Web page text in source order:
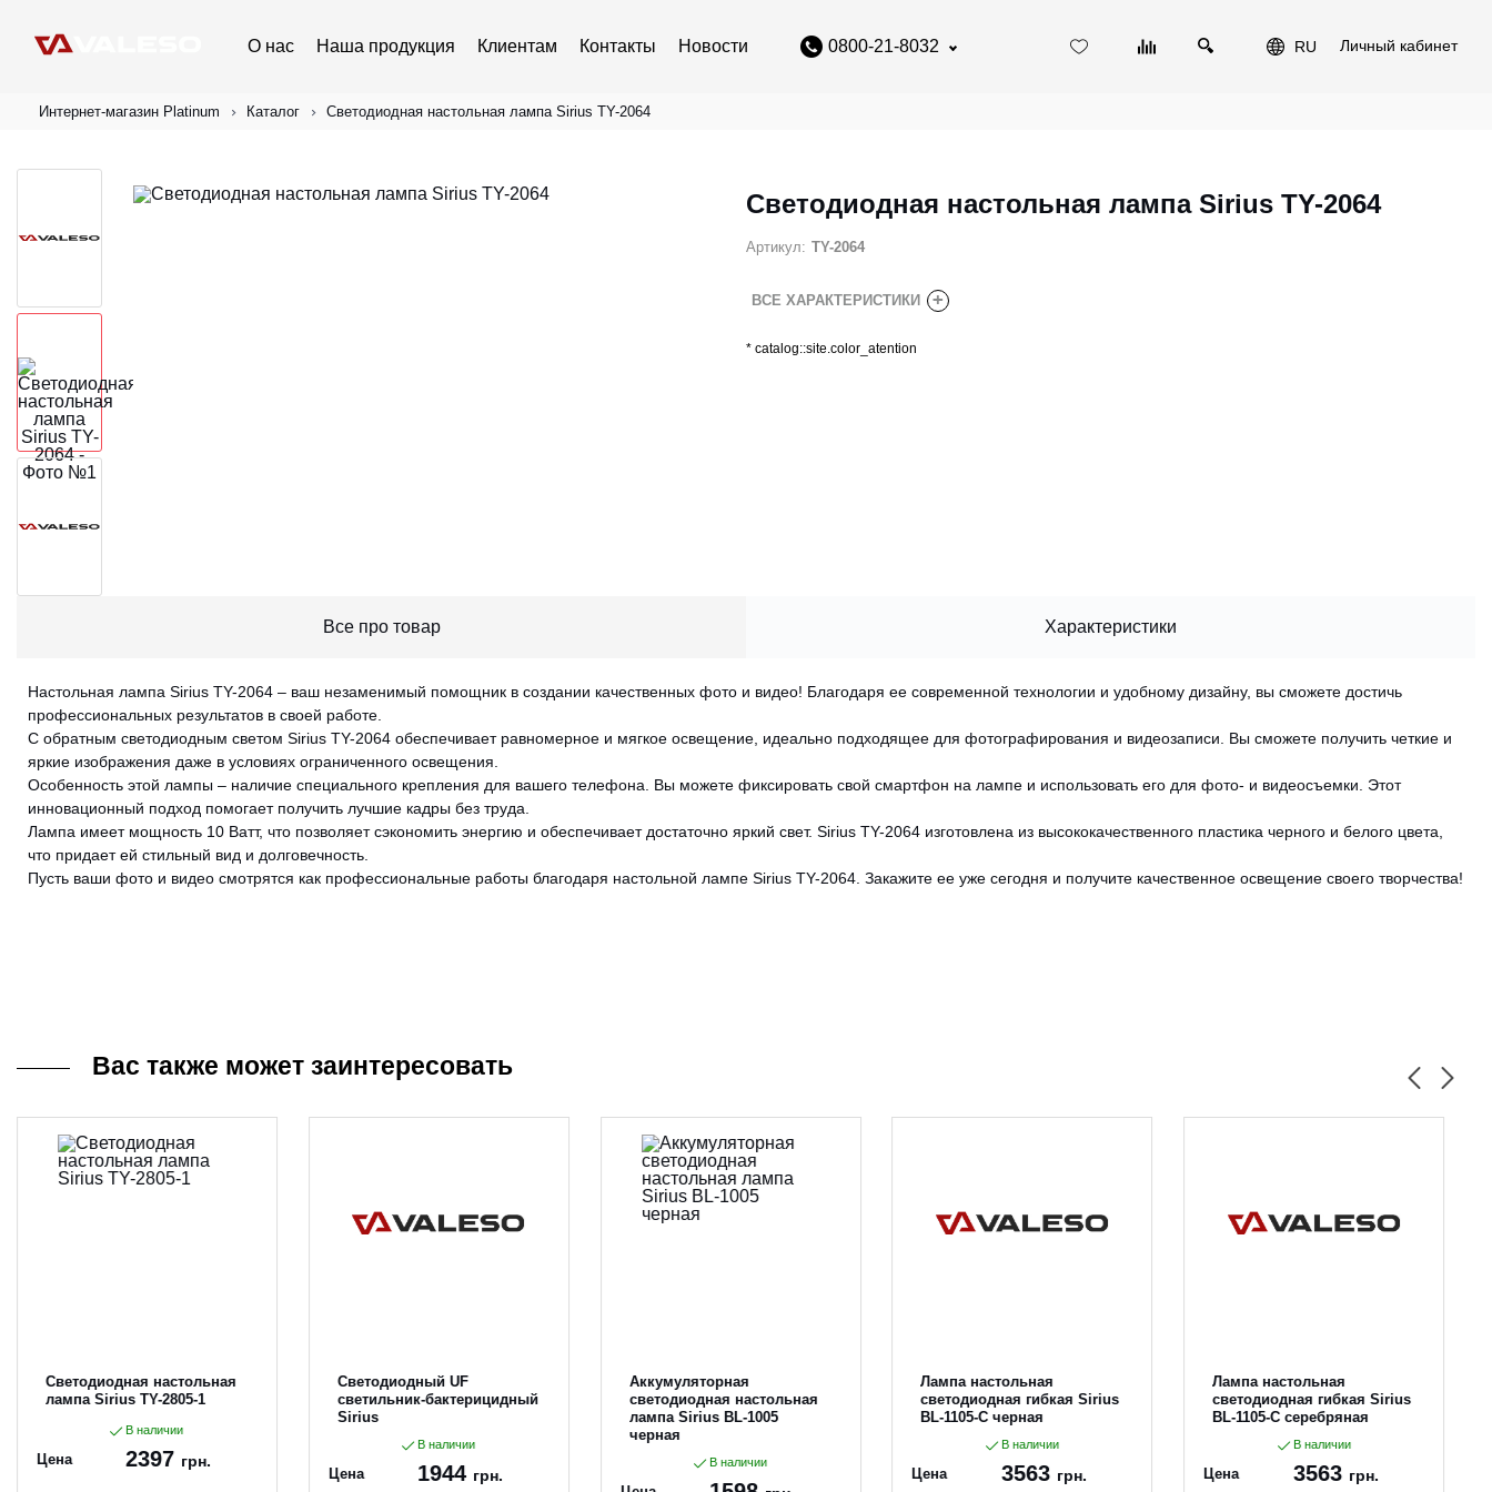
О нас Наша продукция Клиентам Контакты Новости 0800-21-8032 RU Личный кабинет
Интернет-магазин Platinum Каталог Светодиодная настольная лампа Sirius TY-2064
Светодиодная настольная лампа Sirius TY-2064
Артикул: TY-2064
ВСЕ ХАРАКТЕРИСТИКИ +
* catalog::site.color_atention
Все про товар Характеристики
Настольная лампа Sirius TY-2064 – ваш незаменимый помощник в создании качественных фото и видео! Благодаря ее современной технологии и удобному дизайну, вы сможете достичь
профессиональных результатов в своей работе.
С обратным светодиодным светом Sirius TY-2064 обеспечивает равномерное и мягкое освещение, идеально подходящее для фотографирования и видеозаписи. Вы сможете получить четкие и
яркие изображения даже в условиях ограниченного освещения.
Особенность этой лампы – наличие специального крепления для вашего телефона. Вы можете фиксировать свой смартфон на лампе и использовать его для фото- и видеосъемки. Этот
инновационный подход помогает получить лучшие кадры без труда.
Лампа имеет мощность 10 Ватт, что позволяет сэкономить энергию и обеспечивает достаточно яркий свет. Sirius TY-2064 изготовлена из высококачественного пластика черного и белого цвета,
что придает ей стильный вид и долговечность.
Пусть ваши фото и видео смотрятся как профессиональные работы благодаря настольной лампе Sirius TY-2064. Закажите ее уже сегодня и получите качественное освещение своего творчества!
Вас также может заинтересовать
Светодиодная настольная
лампа Sirius TY-2805-1
В наличии
Цена 2397 грн.
Светодиодный UF
светильник-бактерицидный
Sirius
В наличии
Цена 1944 грн.
Аккумуляторная
светодиодная настольная
лампа Sirius BL-1005
черная
В наличии
Лампа настольная
светодиодная гибкая Sirius
BL-1105-C черная
В наличии
Цена 3563 грн.
Лампа настольная
светодиодная гибкая Sirius
BL-1105-C серебряная
В наличии
Цена 3563 грн.